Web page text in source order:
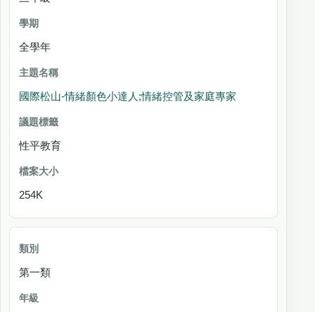
全學年
國際松山-情緒顏色小達人;情緒控管及家庭專家
性平教育
254K
第一類